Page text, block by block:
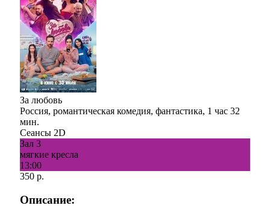
За любовь
Россия, романтическая комедия, фантастика, 1 час 32
мин.
Сеансы 2D
Зал 3
мягкие кресла
13:00
350 р.
Описание: